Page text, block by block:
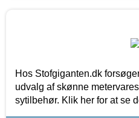
Hos Stofgiganten.dk
udvalg af skønne
sytilbehør. Klik her for at se